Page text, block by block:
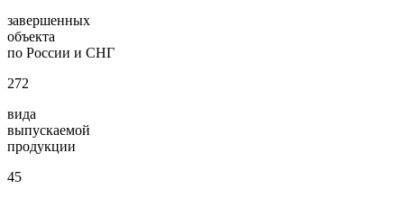
завершенных
объекта
по России и СНГ
272
вида
выпускаемой
продукции
45